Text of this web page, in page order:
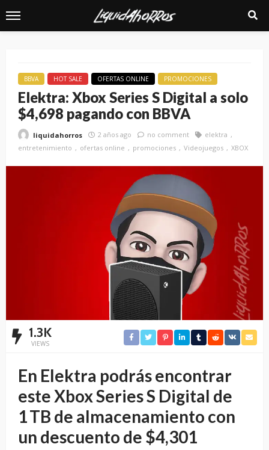
BBVA HOT SALE OFERTAS ONLINE PROMOCIONES
Elektra: Xbox Series S Digital a solo
$4,698 pagando con BBVA
liquidahorros 2 años ago no comment
elektra
entretenimiento
ofertas online promociones Videojuegos XBOX
1.3K
VIEWS
En Elektra podrás encontrar
este Xbox Series S Digital de
1 TB de almacenamiento con
un descuento de $4,301